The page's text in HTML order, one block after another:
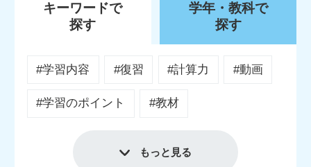
キーワードで
探す
学年・教科で
探す
#学習内容 #復習 #計算力 #動画
#学習のポイント #教材
もっと見る